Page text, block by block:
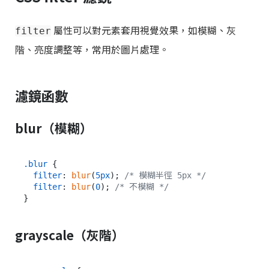
filter 屬性可以對元素套用視覺效果，如模糊、灰
階、亮度調整等，常用於圖片處理。
濾鏡函數
blur（模糊）
.blur {
filter: blur(5px);
/* 模糊半徑 5px */
filter: blur(0);
/* 不模糊 */
grayscale（灰階）